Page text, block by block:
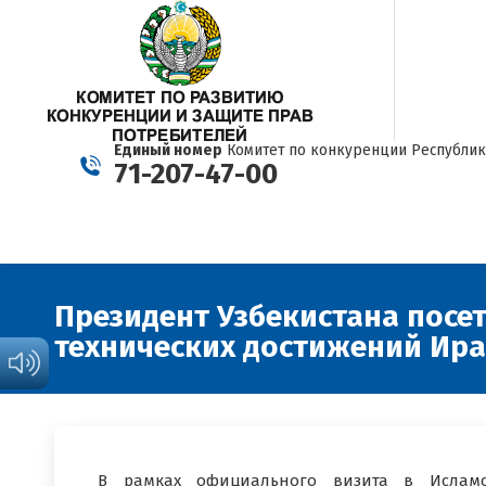
Единый номер Комитет по конкуренции
71-207-47-00
Президент Узбекистана
технических достижений
В рамках официального визита в